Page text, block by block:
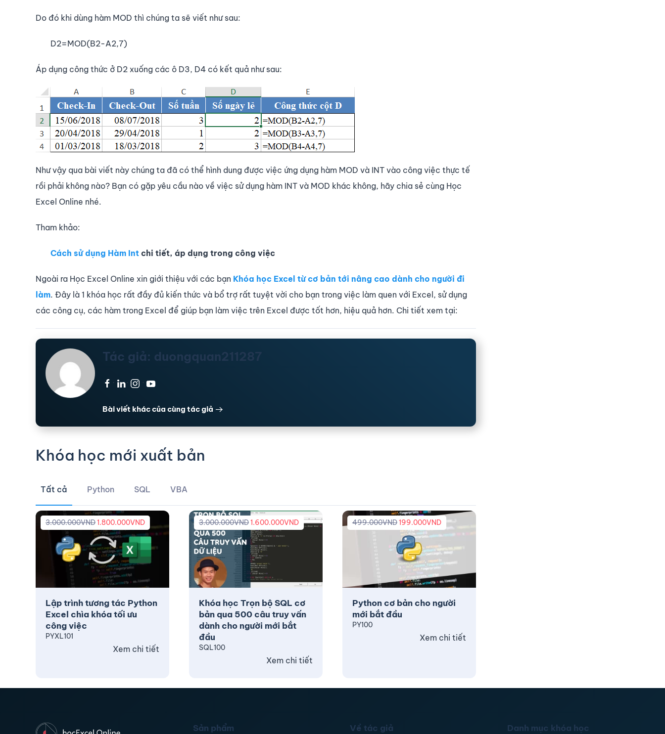
Do đó khi dùng hàm MOD thì chúng ta sẽ viết như sau:
D2=MOD(B2-A2,7)
Áp dụng công thức ở D2 xuống các ô D3, D4 có kết quả như sau:
Như vậy qua bài viết này chúng ta đã có thể hình dung được việc ứng dụng hàm MOD và INT vào công việc thực tế
rồi phải không nào? Bạn có gặp yêu cầu nào về việc sử dụng hàm INT và MOD khác không, hãy chia sẻ cùng Học
Excel Online nhé.
Tham khảo:
Cách sử dụng Hàm Int chi tiết, áp dụng trong công việc
Ngoài ra Học Excel Online xin giới thiệu với các bạn Khóa học Excel từ cơ bản tới nâng cao dành cho người đi
làm. Đây là 1 khóa học rất đầy đủ kiến thức và bổ trợ rất tuyệt vời cho bạn trong việc làm quen với Excel, sử dụng
các công cụ, các hàm trong Excel để giúp bạn làm việc trên Excel được tốt hơn, hiệu quả hơn. Chi tiết xem tại:
Tác giả: duongquan211287
· · ·
Bài viết khác của cùng tác giả
Khóa học mới xuất bản
Tất cả Python SQL VBA
Lập trình tương tác Python
Excel chìa khóa tối ưu
công việc
3.000.000VND1.800.000VND
PYXL101
Xem chi tiết
Khóa học Trọn bộ SQL cơ
bản qua 500 câu truy vấn
dành cho người mới bắt
đầu
3.000.000VND1.600.000VND
SQL100
Xem chi tiết
Python cơ bản cho người
mới bắt đầu
499.000VND199.000VND
PY100
Xem chi tiết
Sản phẩm Về tác giả Danh mục khóa học